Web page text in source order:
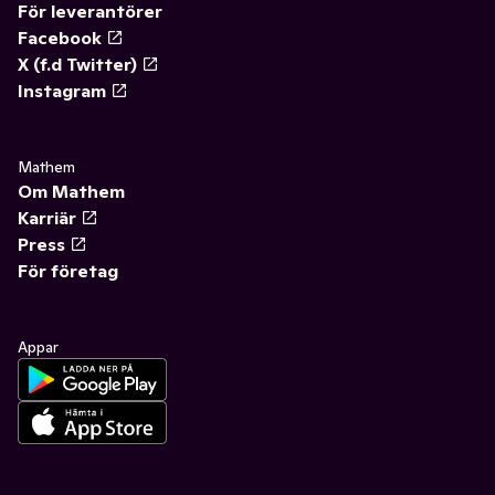
För leverantörer
Facebook
X (f.d Twitter)
Instagram
Mathem
Om Mathem
Karriär
Press
För företag
Appar